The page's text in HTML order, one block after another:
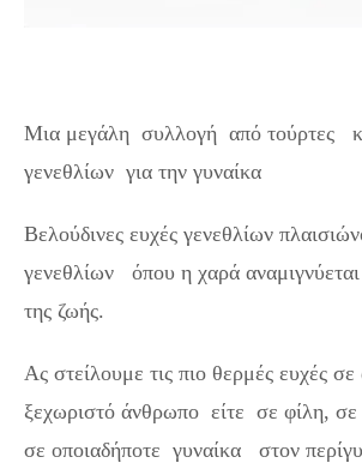
Μια μεγάλη συλλογή από τούρτες
γενεθλίων για την γυναίκα
Βελούδινες ευχές γενεθλίων
γενεθλίων όπου η χαρά
της ζωής.
Ας στείλουμε τις πιο θερμές ευχές σε
ξεχωριστό άνθρωπο είτε σε φίλη,
σε οποιαδήποτε γυναίκα στον